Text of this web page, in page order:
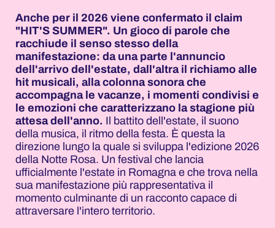
Anche per il 2026 viene confermato il claim
"HIT'S SUMMER". Un gioco di parole che
racchiude il senso stesso della
manifestazione: da una parte l'annuncio
dell'arrivo dell'estate, dall'altra il richiamo alle
hit musicali, alla colonna sonora che
accompagna le vacanze, i momenti condivisi e
le emozioni che caratterizzano la stagione più
attesa dell'anno. Il battito dell'estate, il suono
della musica, il ritmo della festa. È questa la
direzione lungo la quale si sviluppa l'edizione 2026
della Notte Rosa. Un festival che lancia
ufficialmente l'estate in Romagna e che trova nella
sua manifestazione più rappresentativa il
momento culminante di un racconto capace di
attraversare l'intero territorio.